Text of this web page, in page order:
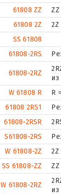
61808 ZZ
61808 2Z
SS 61808
61808-2RS
61808-2RZ
из
W 61808 R
R
61808 2RS1
61808-2RSR
S61808-2RS
W 61808-2Z
SS 61808-ZZ
W 61808-2RZ
из